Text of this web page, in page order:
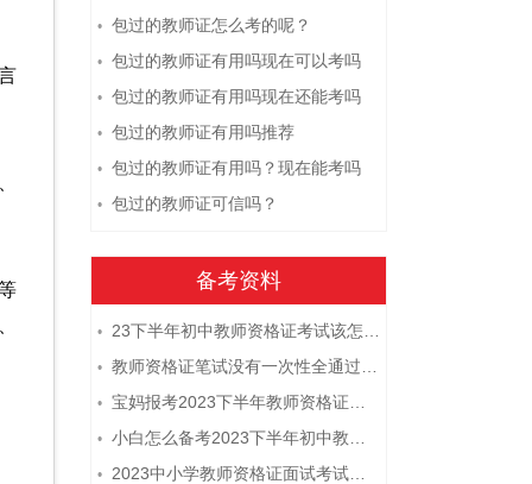
• 包过的教师证怎么考的呢？
• 包过的教师证有用吗现在可以考吗
• 包过的教师证有用吗现在还能考吗
• 包过的教师证有用吗推荐
• 包过的教师证有用吗？现在能考吗
• 包过的教师证可信吗？
备考资料
• 23下半年初中教师资格证考试该怎么复习？
• 教师资格证笔试没有一次性全通过下次需要重新报考吗？
• 宝妈报考2023下半年教师资格证需要报班备考吗？
• 小白怎么备考2023下半年初中教师资格证笔试？
• 2023中小学教师资格证面试考试注意事项